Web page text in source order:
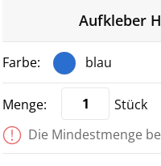
Aufkleber
blau
Stück
Die Mindestmenge